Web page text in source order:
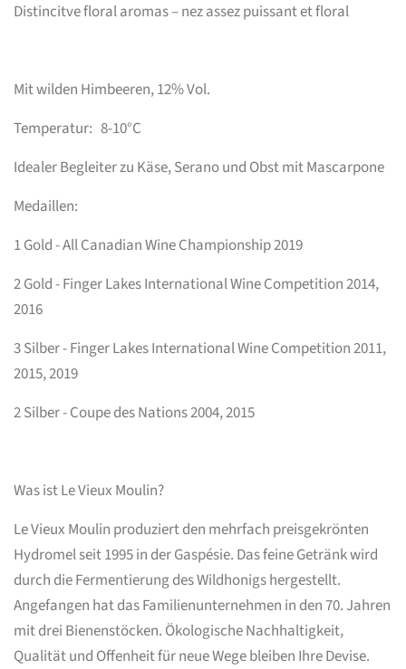
Distincitve floral aromas – nez assez puissant et floral
Mit wilden Himbeeren, 12% Vol.
Temperatur: 8-10°C
Idealer Begleiterzu Käse, Serano und Obst mit Mascarpone
Medaillen:
1 Gold - All Canadian Wine Championship 2019
2 Gold - Finger Lakes International Wine Competition 2014,
2016
3 Silber - Finger Lakes International Wine Competition 2011,
2015, 2019
2 Silber - Coupe des Nations 2004, 2015
Was ist Le Vieux Moulin?
Le Vieux Moulin produziert den mehrfach preisgekrönten
Hydromel seit 1995 in der Gaspésie. Das feine Getränk wird
durch die Fermentierung des Wildhonigs hergestellt.
Angefangen hat das Familienunternehmen in den 70. Jahren
mit drei Bienenstöcken. Ökologische Nachhaltigkeit,
Qualität und Offenheit für neue Wege bleiben Ihre Devise.